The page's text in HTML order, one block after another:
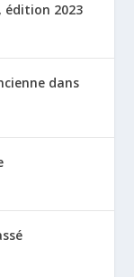
édition 2023
dans